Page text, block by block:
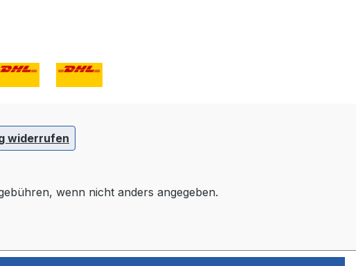
widerrufen
wenn nicht anders angegeben.